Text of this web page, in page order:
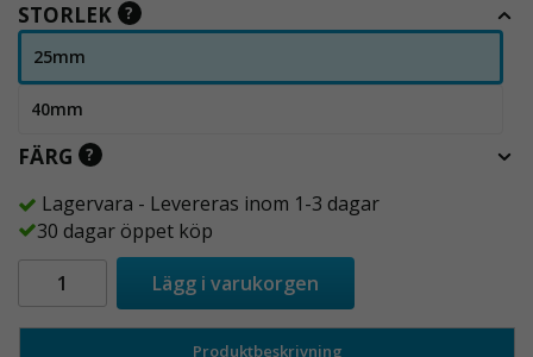
STORLEK ?
25mm
40mm
FÄRG ?
Lagervara - Levereras inom 1-3 dagar
30 dagar öppet köp
Lägg i varukorgen
Produktbeskrivning